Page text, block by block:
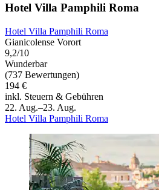
Hotel Villa Pamphili Roma
Hotel Villa Pamphili Roma
Gianicolense Vorort
9,2/10
Wunderbar
(737 Bewertungen)
194 €
inkl. Steuern & Gebühren
22. Aug.–23. Aug.
Hotel Villa Pamphili Roma